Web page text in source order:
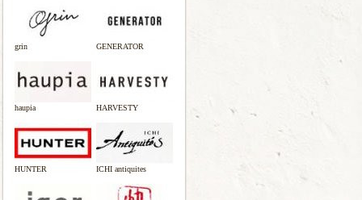
grin GENERATOR
haupia HARVESTY
HUNTER ICHI antiquites